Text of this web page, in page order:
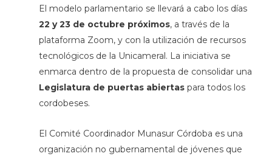
El modelo parlamentario se llevará a cabo los días
22 y 23 de octubre próximos, a través de la
plataforma Zoom, y con la utilización de recursos
tecnológicos de la Unicameral. La iniciativa se
enmarca dentro de la propuesta de consolidar una
Legislatura de puertas abiertas para todos los
cordobeses.
El Comité Coordinador Munasur Córdoba es una
organización no gubernamental de jóvenes que